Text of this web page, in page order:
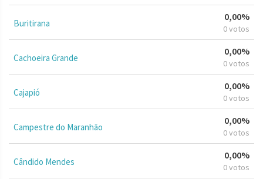
Buritirana
0,00%
0 votos
Cachoeira Grande
0,00%
0 votos
Cajapió
0,00%
0 votos
Campestre do Maranhão
0,00%
0 votos
Cândido Mendes
0,00%
0 votos